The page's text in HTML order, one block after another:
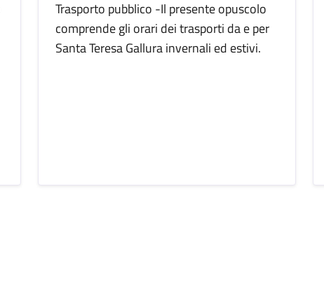
Trasporto pubblico -Il presente opuscolo
comprende gli orari dei trasporti da e per
Santa Teresa Gallura invernali ed estivi.